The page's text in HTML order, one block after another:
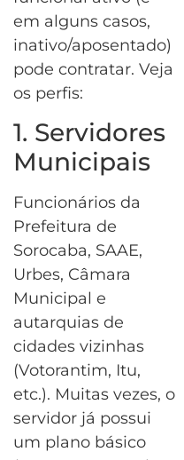
em alguns casos,
inativo/aposentado)
pode contratar. Veja
os perfis:
1. Servidores
Municipais
Funcionários da
Prefeitura de
Sorocaba, SAAE,
Urbes, Câmara
Municipal e
autarquias de
cidades vizinhas
(Votorantim, Itu,
etc.). Muitas vezes, o
servidor já possui
um plano básico